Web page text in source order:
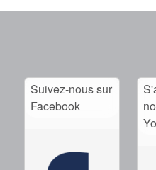
Suivez-nous sur
Facebook